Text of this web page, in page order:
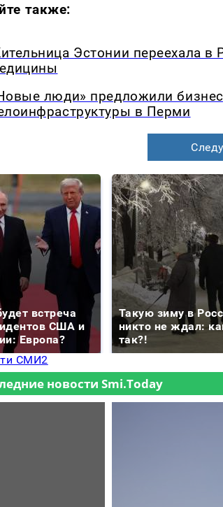
также:
Эстонии переехала
люди» предложили
в Перми
встреча
США и
Европа?
Такую зиму в
никто не ждал:
так?!
СМИ2